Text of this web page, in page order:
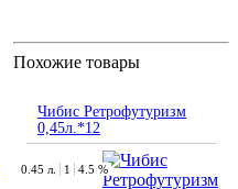
Похожие товары
Чибис Ретрофутуризм
0,45л.*12
0.45 л. 1 4.5 %